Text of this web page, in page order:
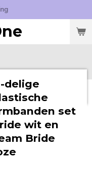
delige
set
wit en
Bride